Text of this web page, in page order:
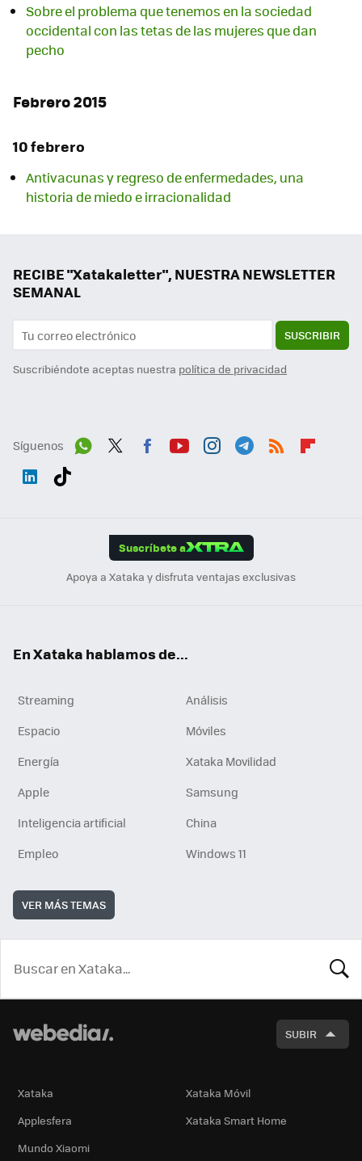
Sobre el problema que tenemos en la sociedad
occidental con las tetas de las mujeres que dan
pecho
Febrero 2015
10 febrero
Antivacunas y regreso de enfermedades, una
historia de miedo e irracionalidad
RECIBE "Xatakaletter", NUESTRA NEWSLETTER
SEMANAL
SUSCRIBIR
Suscribiéndote aceptas nuestra política de privacidad
Síguenos
Suscríbete a
Apoya a Xataka y disfruta ventajas exclusivas
En Xataka hablamos de...
Streaming
Análisis
Espacio
Móviles
Energía
Xataka Movilidad
Apple
Samsung
Inteligencia artificial
China
Empleo
Windows 11
VER MÁS TEMAS
SUBIR
Xataka
Xataka Móvil
Applesfera
Xataka Smart Home
Mundo Xiaomi